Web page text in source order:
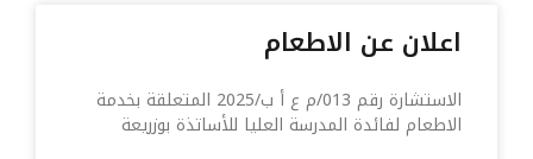
اعلان عن الاطعام
الاستشارة رقم 013/م ع أ ب/2025 المتعلقة بخدمة
الاطعام لفائدة المدرسة العليا للأساتذة بوزريعة